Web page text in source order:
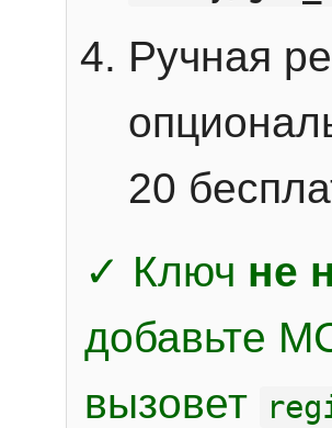
Ручная
20
✓ Ключ не
добавьте
вызовет